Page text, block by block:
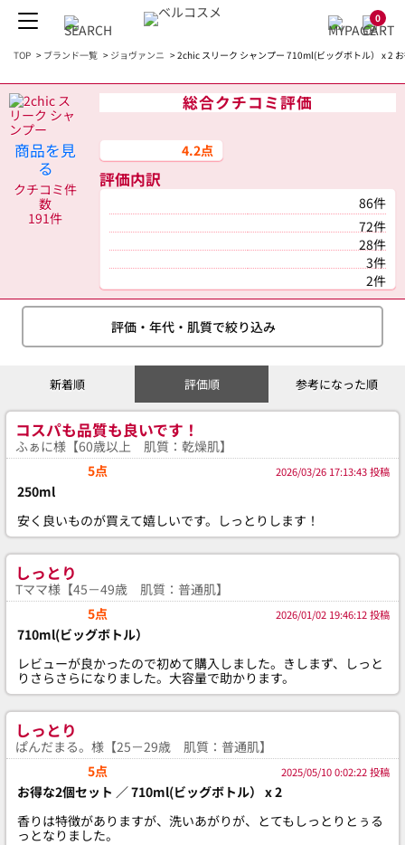
0
TOP > ブランド一覧 > ジョヴァンニ >2chic スリーク シャンプー 710ml(ビッグボトル） x 2
商品を見
る
クチコミ件
数
191件
総合クチコミ評価
4.2点
評価内訳
86件
72件
28件
3件
2件
評価・年代・肌質で絞り込み
新着順 評価順 参考になった順
コスパも品質も良いです！
ふぁに様【60歳以上 肌質：乾燥肌】
5点
2026/03/26 17:13:43 投稿
250ml
安く良いものが買えて嬉しいです。しっとりします！
しっとり
Tママ様【45－49歳 肌質：普通肌】
5点
2026/01/02 19:46:12 投稿
710ml(ビッグボトル）
レビューが良かったので初めて購入しました。きしまず、しっと
りさらさらになりました。大容量で助かります。
しっとり
ぱんだまる。様【25－29歳 肌質：普通肌】
5点
2025/05/10 0:02:22 投稿
お得な2個セット ／ 710ml(ビッグボトル） x 2
香りは特徴がありますが、洗いあがりが、とてもしっとりとぅる
っとなりました。